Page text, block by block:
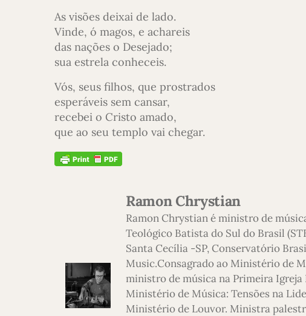
As visões deixai de lado.
Vinde, ó magos, e achareis
das nações o Desejado;
sua estrela conheceis.
Vós, seus filhos, que prostrados
esperáveis sem cansar,
recebei o Cristo amado,
que ao seu templo vai chegar.
Ramon Chrystian
Ramon Chrystian é ministro de
Teológico Batista do Sul do Brasil
Santa Cecília -SP, Conservatório
Music.Consagrado ao Ministério de
ministro de música na Primeira
Ministério de Música: Tensões na
Ministério de Louvor. Ministra